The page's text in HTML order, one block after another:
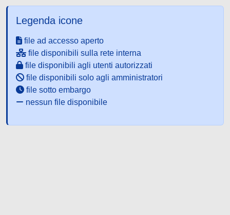
Legenda icone
file ad accesso aperto
file disponibili sulla rete interna
file disponibili agli utenti autorizzati
file disponibili solo agli amministratori
file sotto embargo
nessun file disponibile